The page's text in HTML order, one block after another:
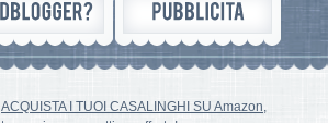
ACQUISTA I TUOI CASALINGHI SU Amazon,